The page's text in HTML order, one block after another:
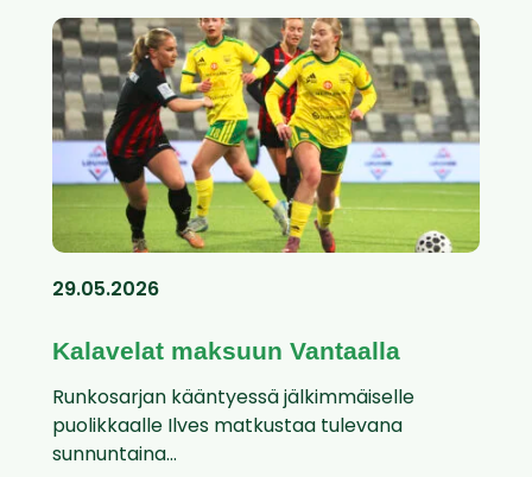
29.05.2026
Kalavelat maksuun Vantaalla
Runkosarjan kääntyessä jälkimmäiselle
puolikkaalle Ilves matkustaa tulevana
sunnuntaina...